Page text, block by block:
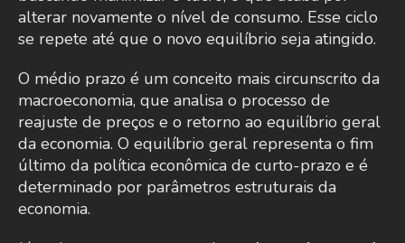
alterar novamente o nível de consumo. Esse ciclo
se repete até que o novo equilíbrio seja atingido.
O médio prazo é um conceito mais circunscrito da
macroeconomia, que analisa o processo de
reajuste de preços e o retorno ao equilíbrio geral
da economia. O equilíbrio geral representa o fim
último da política econômica de curto-prazo e é
determinado por parâmetros estruturais da
economia.